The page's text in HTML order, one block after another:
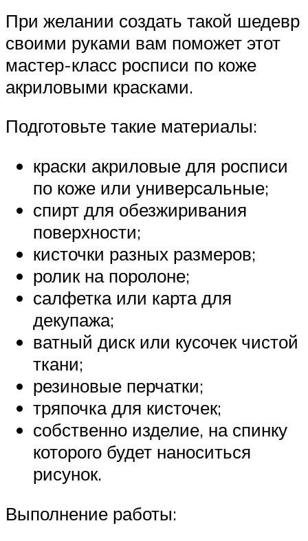
При желании создать такой шедевр
своими руками вам поможет этот
мастер-класс росписи по коже
акриловыми красками.
Подготовьте такие материалы:
краски акриловые для росписи
по коже или универсальные;
спирт для обезжиривания
поверхности;
кисточки разных размеров;
ролик на поролоне;
салфетка или карта для
декупажа;
ватный диск или кусочек чистой
ткани;
резиновые перчатки;
тряпочка для кисточек;
собственно изделие, на спинку
которого будет наноситься
рисунок.
Выполнение работы: